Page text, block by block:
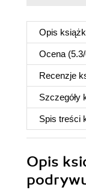
Opis
Ocena (5.3/
Recenzje
Szczegóły
Spis treści
Opis